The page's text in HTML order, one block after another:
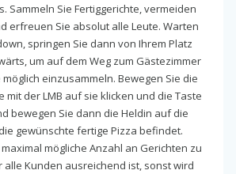
Sammeln Sie Fertiggerichte, vermeiden
erfreuen Sie absolut alle Leute. Warten
springen Sie dann von Ihrem Platz
um auf dem Weg zum Gästezimmer
einzusammeln. Bewegen Sie die
mit der LMB auf sie klicken und die Taste
bewegen Sie dann die Heldin auf die
gewünschte fertige Pizza befindet.
mögliche Anzahl an Gerichten zu
alle Kunden ausreichend ist, sonst wird